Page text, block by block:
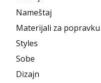
Nameštaj
Materijali za
Styles
Sobe
Dizajn